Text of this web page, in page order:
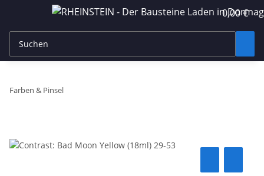
0,00 €
Farben & Pinsel